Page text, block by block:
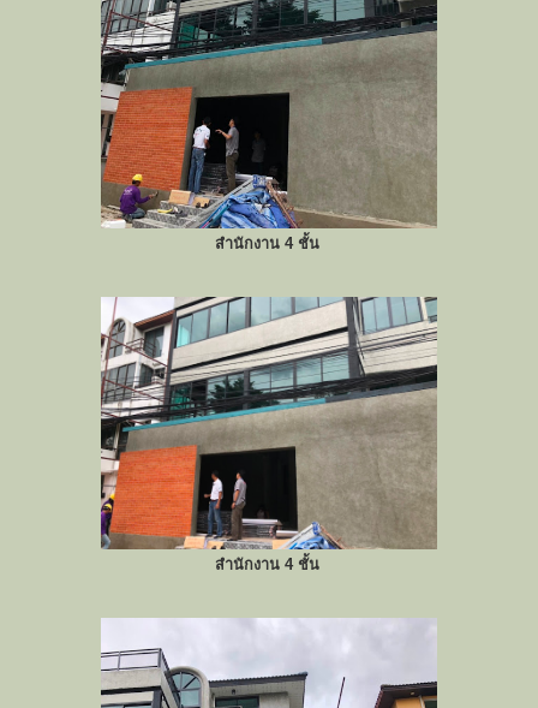
สำนักงาน 4 ชั้น
สำนักงาน 4 ชั้น